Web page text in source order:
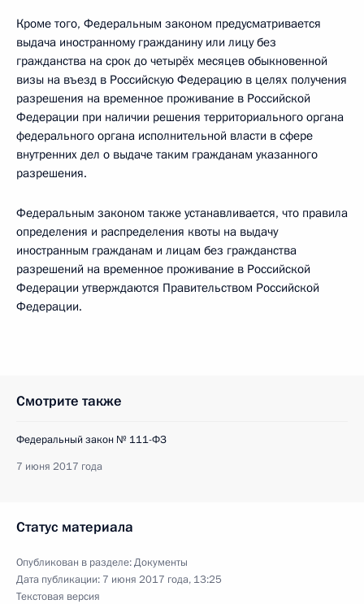
Кроме того, Федеральным законом предусматривается
выдача иностранному гражданину или лицу без
гражданства на срок до четырёх месяцев обыкновенной
визы на въезд в Российскую Федерацию в целях получения
разрешения на временное проживание в Российской
Федерации при наличии решения территориального органа
федерального органа исполнительной власти в сфере
внутренних дел о выдаче таким гражданам указанного
разрешения.
Федеральным законом также устанавливается, что правила
определения и распределения квоты на выдачу
иностранным гражданам и лицам без гражданства
разрешений на временное проживание в Российской
Федерации утверждаются Правительством Российской
Федерации.
Смотрите также
Федеральный закон № 111-ФЗ
7 июня 2017 года
Статус материала
Опубликован в разделе:Документы
Дата публикации: 7 июня 2017 года, 13:25
Текстовая версия